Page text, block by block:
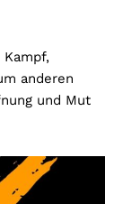
anderen
und Mut